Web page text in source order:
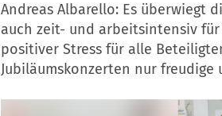
Andreas Albarello: Es überwiegt
auch zeit- und arbeitsintensiv
positiver Stress für alle
Jubiläumskonzerten nur freudige